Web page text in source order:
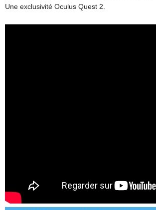
Une exclusivité Oculus Quest 2.